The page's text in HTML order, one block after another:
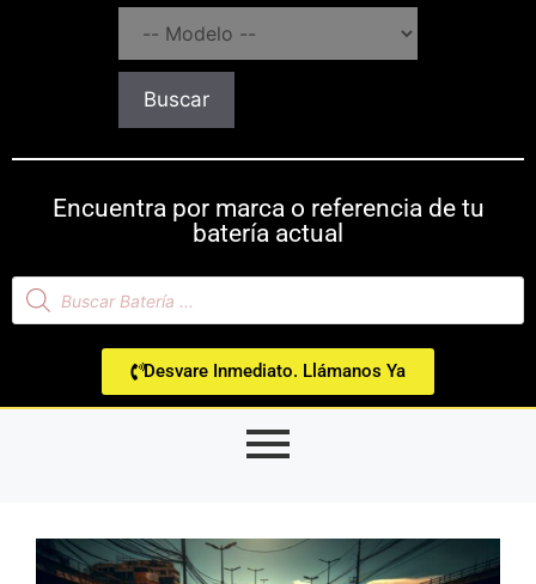
Buscar
Encuentra por marca o referencia de tu
batería actual
Desvare Inmediato. Llámanos Ya